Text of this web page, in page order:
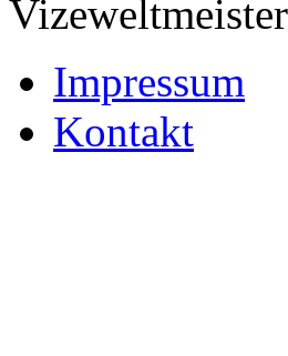
Impressum
Kontakt